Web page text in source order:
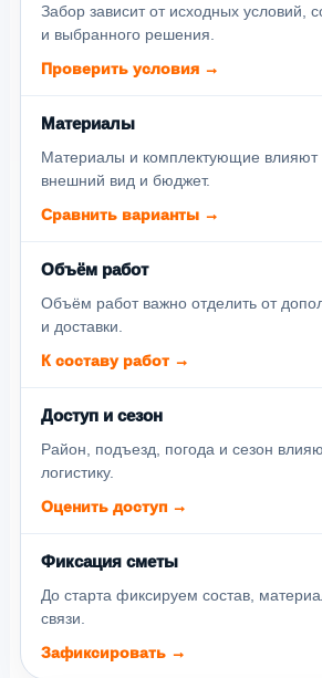
Забор зависит от исходных условий,
и выбранного решения.
Проверить условия →
Материалы
Материалы и комплектующие влияют
внешний вид и бюджет.
Сравнить варианты →
Объём работ
Объём работ важно отделить от
и доставки.
К составу работ →
Доступ и сезон
Район, подъезд, погода и сезон
логистику.
Оценить доступ →
Фиксация сметы
До старта фиксируем состав,
связи.
Зафиксировать →